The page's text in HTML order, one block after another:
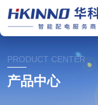
PRODUCT CENTER
产品中心